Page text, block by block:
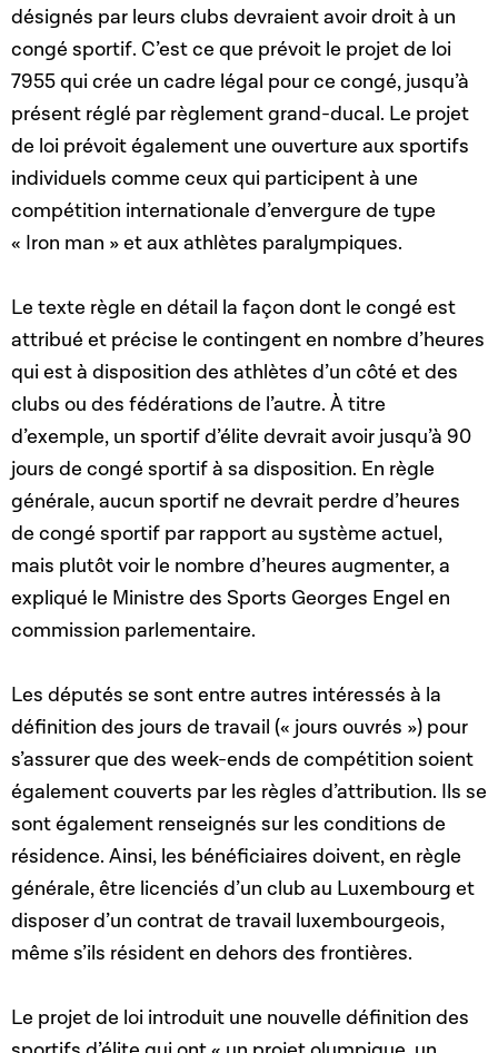
désignés par leurs clubs devraient avoir droit à un
congé sportif. C’est ce que prévoit le projet de loi
7955 qui crée un cadre légal pour ce congé, jusqu’à
présent réglé par règlement grand-ducal. Le projet
de loi prévoit également une ouverture aux sportifs
individuels comme ceux qui participent à une
compétition internationale d’envergure de type
« Iron man » et aux athlètes paralympiques.
Le texte règle en détail la façon dont le congé est
attribué et précise le contingent en nombre d’heures
qui est à disposition des athlètes d’un côté et des
clubs ou des fédérations de l’autre. À titre
d’exemple, un sportif d’élite devrait avoir jusqu’à 90
jours de congé sportif à sa disposition. En règle
générale, aucun sportif ne devrait perdre d’heures
de congé sportif par rapport au système actuel,
mais plutôt voir le nombre d’heures augmenter, a
expliqué le Ministre des Sports Georges Engel en
commission parlementaire.
Les députés se sont entre autres intéressés à la
définition des jours de travail (« jours ouvrés ») pour
s’assurer que des week-ends de compétition soient
également couverts par les règles d’attribution. Ils se
sont également renseignés sur les conditions de
résidence. Ainsi, les bénéficiaires doivent, en règle
générale, être licenciés d’un club au Luxembourg et
disposer d’un contrat de travail luxembourgeois,
même s’ils résident en dehors des frontières.
Le projet de loi introduit une nouvelle définition des